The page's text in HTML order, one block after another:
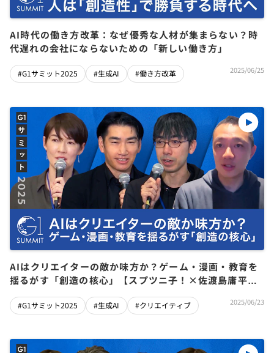
AI時代の働き方改革：なぜ優秀な人材が集まらない？時
代遅れの会社にならないための「新しい働き方」
#G1サミット2025 #生成AI #働き方改革 2025/06/25
AIはクリエイターの敵か味方か？ゲーム・漫画・教育を
揺るがす「創造の核心」【スプツニ子！×佐渡島庸平×
#G1サミット2025 #生成AI #クリエイティブ 2025/06/23